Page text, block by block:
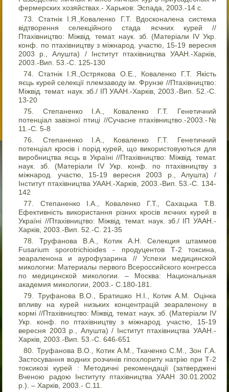
фермерских хозяйствах.- Харьков: Эспада, 2003.-14 с.
Статнік І.Я.,Коваленко Г.Т. Вдосконалена система
відтворення селекційного стада яєчних курей //
Птахівництво: Міжвід. темат. наук. зб. (Матеріали IV Укр.
конф. по птахівництву з міжнарод. участю, 15-19 вересня
2003 р., Алушта) / Інститут птахівництва УААН.-Харків,
2003.-Вип. 53.-С. 125-130
Статнік І.Я.,Острякова О.Е., Коваленко Г.Т. Якість
яєць курей селекції племзаводу ім. Фрунзе //Птахівництво:
Міжвід. темат. наук. зб./ ІП УААН.-Харків, 2003.-Вип. 52.-С.
13-20
Cтепаненко І.А., Коваленко Г.Т. Генетичний
потенціал завізної птиці //Сучасне птахівництво.-2003.-№
11.-С. 5-8
Cтепаненко І.А., Коваленко Г.Т. Генетичний
потенціал кросів і порід курей, що використовуються для
виробництва яєць в Україні //Птахівництво: Міжвід. темат.
наук. зб. (Матеріали IV Укр. конф. по птахівництву з
міжнарод. участю, 15-19 вересня 2003 р., Алушта) /
Інститут птахівництва УААН.-Харків, 2003.-Вип. 53.-С. 134-
142
Cтепаненко І.А., Коваленко Г.Т., Сахацька Т.В.
Ефективність використання різних кросів яєчних курей в
Україні //Птахівництво: Міжвід. темат. наук. зб./ ІП УААН.-
Харків, 2003.-Вип. 52.-С. 21-35
Труфанова В.А., Котик А.Н. Селекция штаммов
Fusarium sporotrichioides - продуцентов Т-2 токсина,
зеараленона и аурофузарина // Успехи медицинской
микологии: Материалы первого Всероссийского конгресса
по медицинской микологии. – Москва: Национальная
академия микологии, 2003.- С.180-181.
Труфанова В.О., Братишко Н.І., Котик А.М. Оцінка
впливу на курей низьких концентрацій зеараленону в
кормі //Птахівництво: Міжвід. темат. наук. зб. (Матеріали IV
Укр. конф. по птахівництву з міжнарод. участю, 15-19
вересня 2003 р., Алушта) / Інститут птахівництва УААН.-
Харків, 2003.-Вип. 53.-С. 646-651
Труфанова В.О., Котик А.М., Ткаченко С.М., Зон Г.А.
Застосування водних розчинів гіпохлориту натрію при Т-2
токсикозі курей : Методичні рекомендації (затверджені
Вченою радою Інституту птахівництва УААН 30.01.2002
р.). – Харків, 2003.- С.11.